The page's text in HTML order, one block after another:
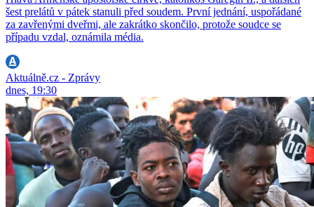
šest prelátů v pátek stanuli před soudem. První jednání, uspořádané
za zavřenými dveřmi, ale zakrátko skončilo, protože soudce se
případu vzdal, oznámila média.
Aktuálně.cz - Zprávy
dnes, 19:30